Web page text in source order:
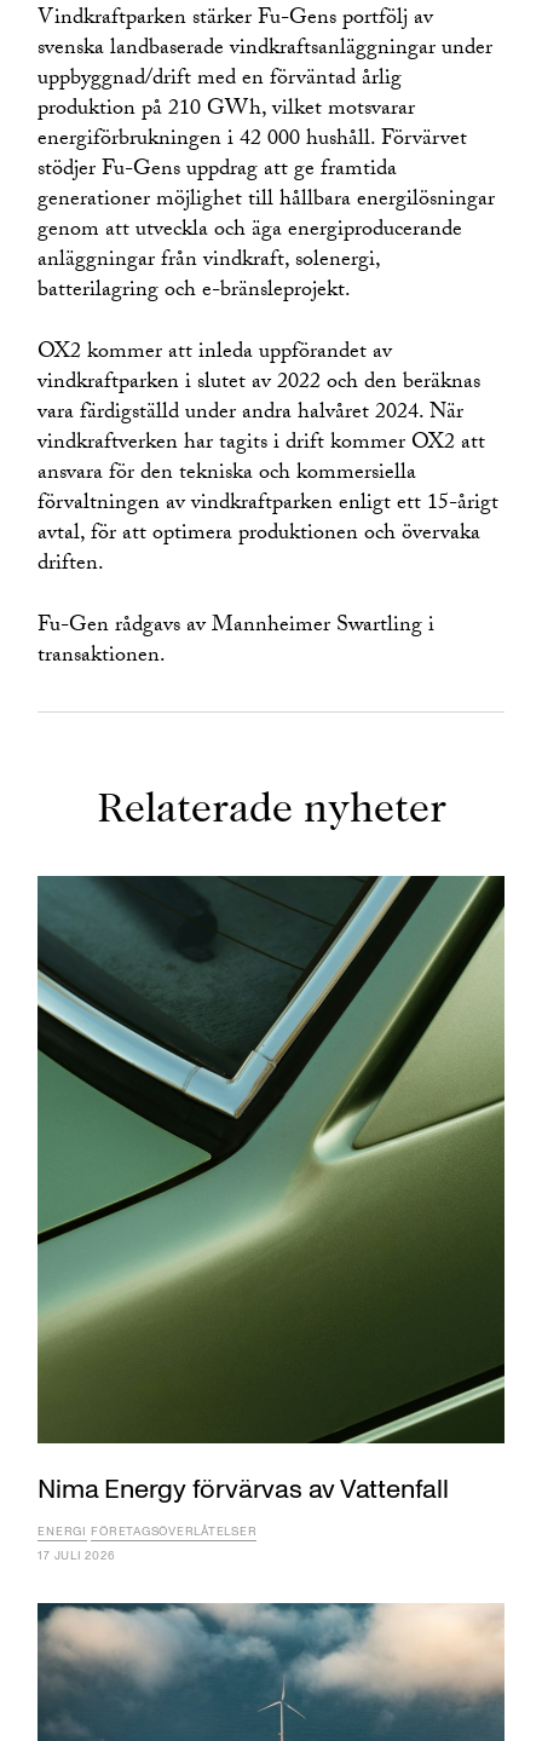
Vindkraftparken stärker Fu-Gens portfölj av
svenska landbaserade vindkraftsanläggningar under
uppbyggnad/drift med en förväntad årlig
produktion på 210 GWh, vilket motsvarar
energiförbrukningen i 42 000 hushåll. Förvärvet
stödjer Fu-Gens uppdrag att ge framtida
generationer möjlighet till hållbara energilösningar
genom att utveckla och äga energiproducerande
anläggningar från vindkraft, solenergi,
batterilagring och e-bränsleprojekt.
OX2 kommer att inleda uppförandet av
vindkraftparken i slutet av 2022 och den beräknas
vara färdigställd under andra halvåret 2024. När
vindkraftverken har tagits i drift kommer OX2 att
ansvara för den tekniska och kommersiella
förvaltningen av vindkraftparken enligt ett 15-årigt
avtal, för att optimera produktionen och övervaka
driften.
Fu-Gen rådgavs av Mannheimer Swartling i
transaktionen.
Relaterade nyheter
Nima Energy förvärvas av Vattenfall
ENERGI FÖRETAGSÖVERLÅTELSER
17 JULI 2026